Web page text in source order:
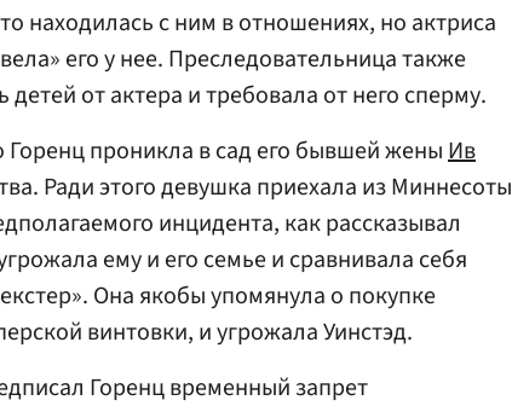
находилась с ним в отношениях, но актриса
его у нее. Преследовательница также
от актера и требовала от него сперму.
Горенц проникла в сад его бывшей женыИв
Ради этого девушка приехала из Миннесоты
инцидента, как рассказывал
ему и его семье и сравнивала себя
Она якобы упомянула о покупке
винтовки, и угрожала Уинстэд.
Горенц временный запрет